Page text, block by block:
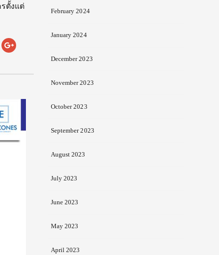
ตั้งแต่
February 2024
January 2024
December 2023
November 2023
October 2023
September 2023
August 2023
July 2023
June 2023
May 2023
April 2023